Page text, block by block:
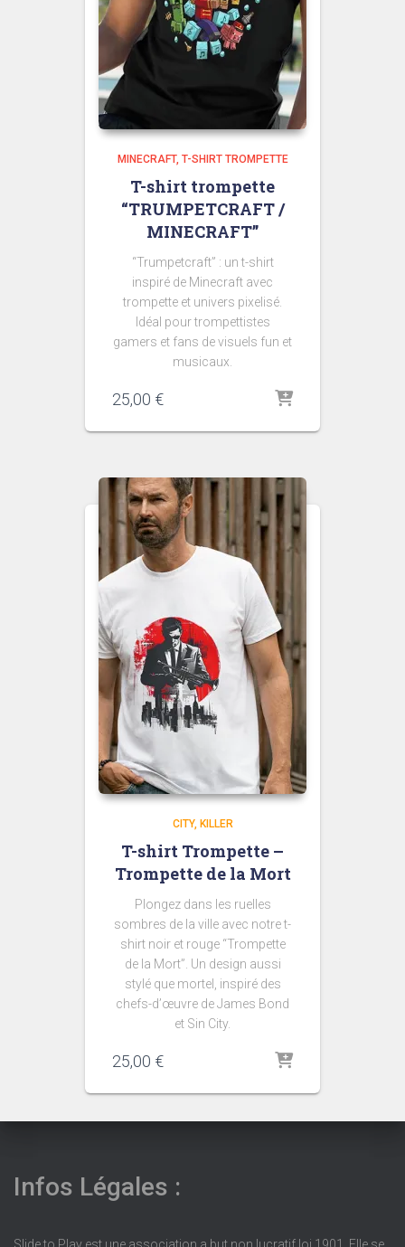
MINECRAFT T-SHIRT TROMPETTE
T-shirt trompette
“TRUMPETCRAFT /
MINECRAFT”
“Trumpetcraft” : un t-shirt
inspiré de Minecraft avec
trompette et univers pixelisé.
Idéal pour trompettistes
gamers et fans de visuels fun et
musicaux.
25,00 €
CITY KILLER
T-shirt Trompette –
Trompette de la Mort
Plongez dans les ruelles
sombres de la ville avec notre t-
shirt noir et rouge “Trompette
de la Mort”. Un design aussi
stylé que mortel, inspiré des
chefs-d’œuvre de James Bond
et Sin City.
25,00 €
Infos Légales :